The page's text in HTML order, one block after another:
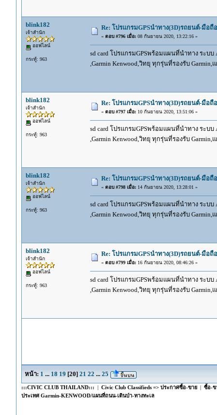
blink182
เจ้าสำนัก
ออฟไลน์
กระทู้: 963
Re: โปรแกรมGPSนำทาง(3D)รถยนต์-มือ
« ตอบ #796 เมื่อ:08 กันยายน 2020, 13:22:16 »
sd card โปรแกรมGPSพร้อมแผนที่นำทาง ระบบ
,Garmin Kenwood,วิทยุ ทุกรุ่นที่รองรับ
blink182
เจ้าสำนัก
ออฟไลน์
กระทู้: 963
Re: โปรแกรมGPSนำทาง(3D)รถยนต์-มือ
« ตอบ #797 เมื่อ:10 กันยายน 2020, 13:51:06 »
sd card โปรแกรมGPSพร้อมแผนที่นำทาง ระบบ
,Garmin Kenwood,วิทยุ ทุกรุ่นที่รองรับ
blink182
เจ้าสำนัก
ออฟไลน์
กระทู้: 963
Re: โปรแกรมGPSนำทาง(3D)รถยนต์-มือ
« ตอบ #798 เมื่อ:14 กันยายน 2020, 13:28:01 »
sd card โปรแกรมGPSพร้อมแผนที่นำทาง ระบบ
,Garmin Kenwood,วิทยุ ทุกรุ่นที่รองรับ
blink182
เจ้าสำนัก
ออฟไลน์
กระทู้: 963
Re: โปรแกรมGPSนำทาง(3D)รถยนต์-มือ
« ตอบ #799 เมื่อ:16 กันยายน 2020, 08:46:26 »
sd card โปรแกรมGPSพร้อมแผนที่นำทาง ระบบ
,Garmin Kenwood,วิทยุ ทุกรุ่นที่รองรับ
หน้า: 1 ... 18 19 [20] 21 22 ... 25
:::CIVIC CLUB THAILAND::: | Civic Club Classifieds => ประกาศซื้อ-ขาย| ซื้อ-ข
ประเทศ Garmin-KENWOOD/แผนที่ถนน-เดินป่า-ทางทะเล